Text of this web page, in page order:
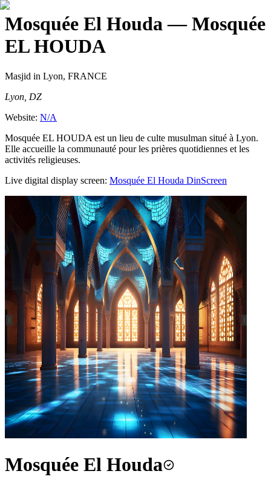
Mosquée El Houda— Mosquée
EL HOUDA
Masjid in Lyon, FRANCE
Lyon, DZ
Website: N/A
Mosquée EL HOUDA est un lieu de culte musulman situé à Lyon.
Elle accueille la communauté pour les prières quotidiennes et les
activités religieuses.
Live digital display screen: Mosquée El Houda DinScreen
Mosquée El Houda